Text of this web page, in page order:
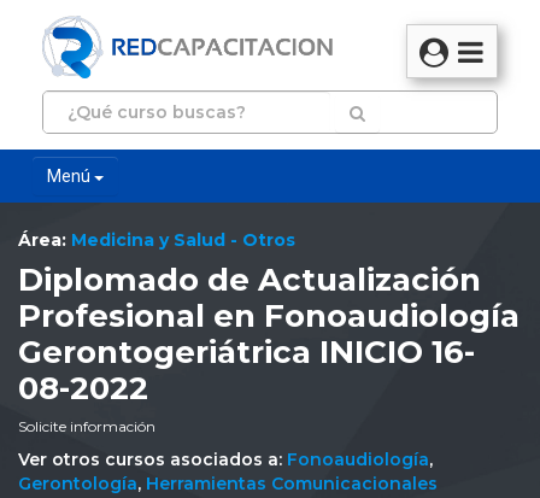
Menú
Área: Medicina y Salud - Otros
Diplomado de Actualización
Profesional en Fonoaudiología
Gerontogeriátrica INICIO 16-
08-2022
Solicite información
Ver otros cursos asociados a: Fonoaudiología,
Gerontología, Herramientas Comunicacionales